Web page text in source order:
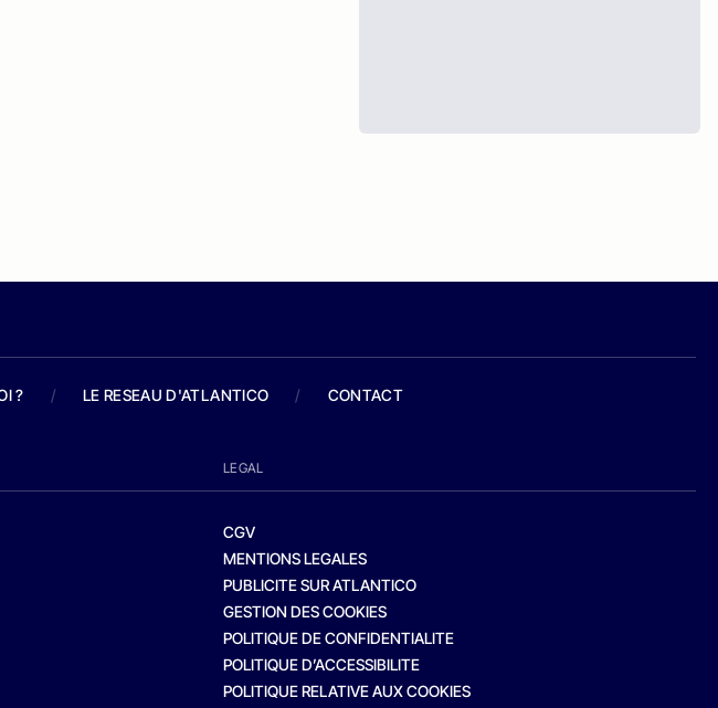
? / LE RESEAU D'ATLANTICO / CONTACT
LEGAL
CGV
MENTIONS LEGALES
PUBLICITE SUR ATLANTICO
GESTION DES COOKIES
POLITIQUE DE CONFIDENTIALITE
POLITIQUE D’ACCESSIBILITE
POLITIQUE RELATIVE AUX COOKIES